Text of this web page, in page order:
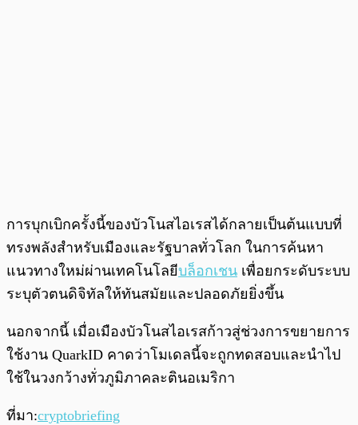
การบุกเบิกครั้งนี้ของบัวโนสไอเรสได้กลายเป็นต้นแบบที่
ทรงพลังสำหรับเมืองและรัฐบาลทั่วโลก ในการค้นหา
แนวทางใหม่ผ่านเทคโนโลยีบล็อกเชน เพื่อยกระดับระบบ
ระบุตัวตนดิจิทัลให้ทันสมัยและปลอดภัยยิ่งขึ้น
นอกจากนี้ เมื่อเมืองบัวโนสไอเรสก้าวสู่ช่วงการขยายการ
ใช้งาน QuarkID คาดว่าโมเดลนี้จะถูกทดสอบและนำไป
ใช้ในวงกว้างทั่วภูมิภาคละตินอเมริกา
ที่มา:cryptobriefing